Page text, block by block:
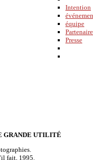
Intention
équipe
Presse
GRANDE UTILITÉ
fait, 1995.